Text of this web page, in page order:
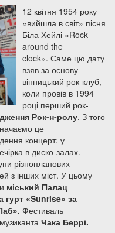
12 квітня 1954 року
«вийшла в світ» пісня
Біла Хейлі «Rock
around the
clock». Саме цю дату
взяв за основу
вінницький рок-клуб,
коли провів в 1994
році перший рок-
Рок-н-ролу. З того
це
концерт: у
в диско-залах.
різнопланових
з інших міст. У цьому
міський Палац
гурт «Sunrise» за
Фестиваль
Чака Беррі.